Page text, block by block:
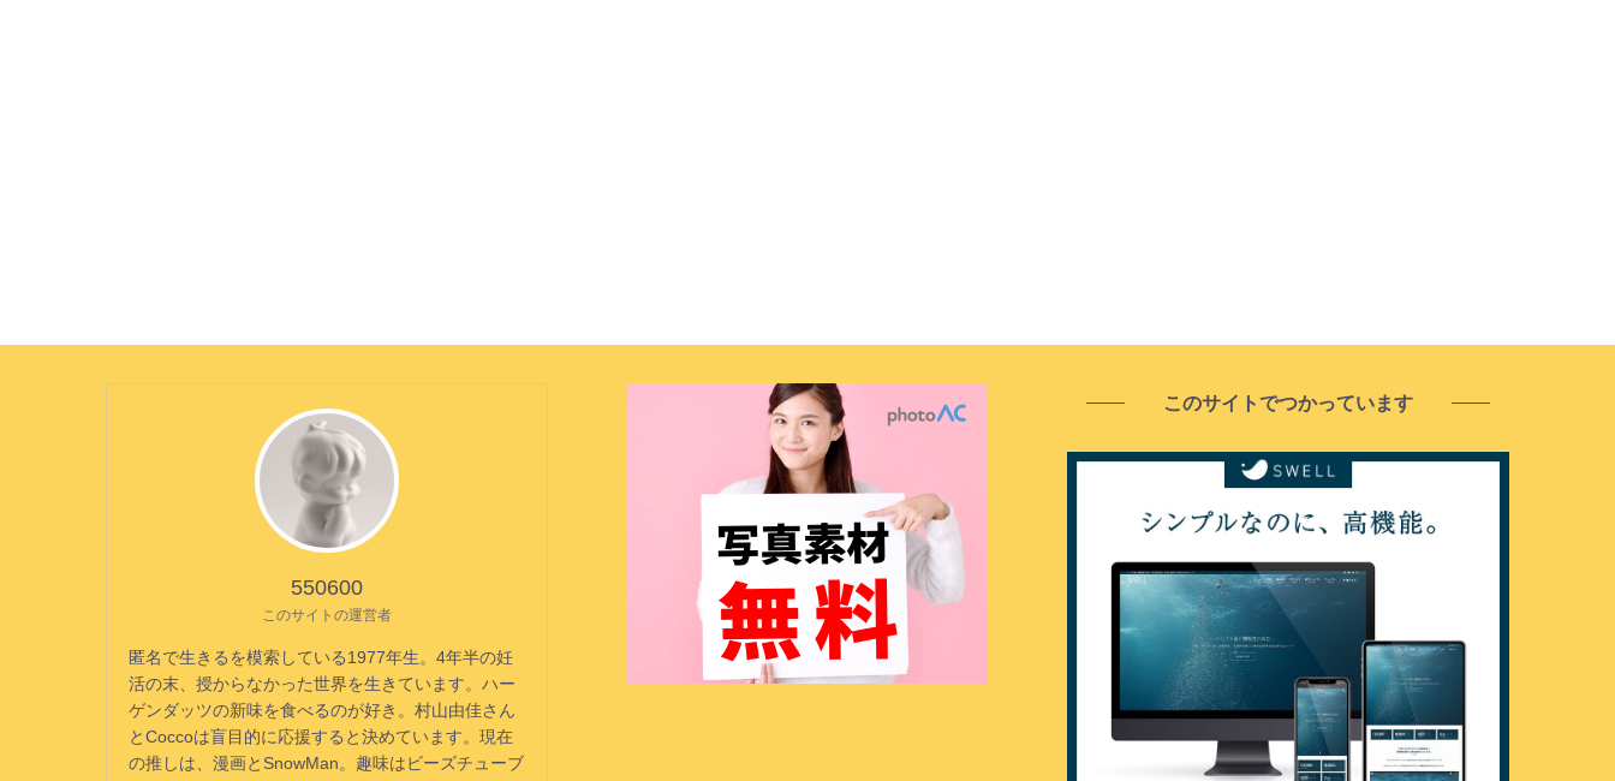
550600
このサイトの運営者
匿名で生きるを模索している1977年生。4年半の妊
活の末、授からなかった世界を生きています。ハー
ゲンダッツの新味を食べるのが好き。村山由佳さん
とCoccoは盲目的に応援すると決めています。現在
の推しは、漫画とSnowMan。趣味はビーズチューブ
このサイトでつかっています